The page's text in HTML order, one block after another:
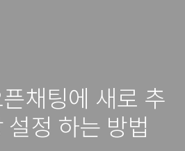
채팅에 새로 추
정 하는 방법